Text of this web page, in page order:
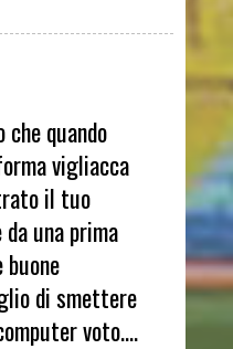
quando
vigliacca
il tuo
una prima
buone
di smettere
voto....